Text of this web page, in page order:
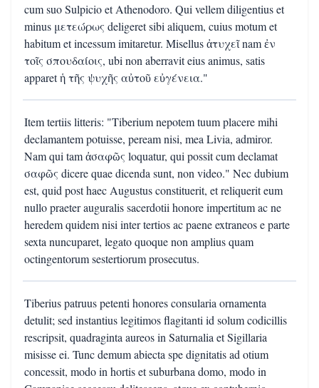
cum suo Sulpicio et Athenodoro. Qui vellem diligentius et
minus μετεώρως deligeret sibi aliquem, cuius motum et
habitum et incessum imitaretur. Misellus ἀτυχεῖ nam ἐν
τοῖς σπουδαίοις, ubi non aberravit eius animus, satis
apparet ἡ τῆς ψυχῆς αὐτοῦ εὐγένεια."
Item tertiis litteris: "Tiberium nepotem tuum placere mihi
declamantem potuisse, peream nisi, mea Livia, admiror.
Nam qui tam ἀσαφῶς loquatur, qui possit cum declamat
σαφῶς dicere quae dicenda sunt, non video." Nec dubium
est, quid post haec Augustus constituerit, et reliquerit eum
nullo praeter auguralis sacerdotii honore impertitum ac ne
heredem quidem nisi inter tertios ac paene extraneos e parte
sexta nuncuparet, legato quoque non amplius quam
octingentorum sestertiorum prosecutus.
Tiberius patruus petenti honores consularia ornamenta
detulit; sed instantius legitimos flagitanti id solum codicillis
rescripsit, quadraginta aureos in Saturnalia et Sigillaria
misisse ei. Tunc demum abiecta spe dignitatis ad otium
concessit, modo in hortis et suburbana domo, modo in